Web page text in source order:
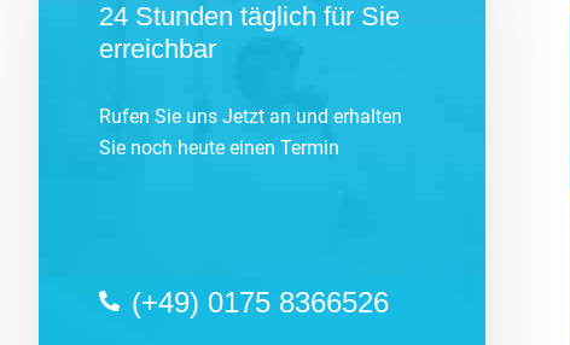
24 Stunden täglich für Sie
erreichbar
Rufen Sie uns Jetzt an und erhalten
Sie noch heute einen Termin
(+49) 0175 8366526